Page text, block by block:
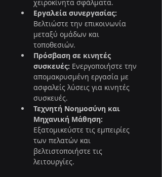
χειροκίνητα σφάλματα.
Εργαλεία συνεργασίας:
Βελτιώστε την επικοινωνία
μεταξύ ομάδων και
τοποθεσιών.
Πρόσβαση σε κινητές
συσκευές: Ενεργοποιήστε την
απομακρυσμένη εργασία με
ασφαλείς λύσεις για κινητές
συσκευές.
Τεχνητή Νοημοσύνη και
Μηχανική Μάθηση:
Εξατομικεύστε τις εμπειρίες
των πελατών και
βελτιστοποιήστε τις
λειτουργίες.